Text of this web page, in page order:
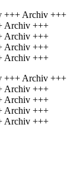
+++ Archiv +++
Archiv +++
Archiv +++
Archiv +++
Archiv +++
+++ Archiv +++
Archiv +++
Archiv +++
Archiv +++
Archiv +++